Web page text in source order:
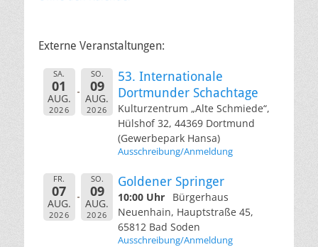
Externe Veranstaltungen:
SA.
01
AUG.
2026
SO.
09
AUG.
2026
53. Internationale
Dortmunder Schachtage
Kulturzentrum „Alte Schmiede“,
Hülshof 32, 44369 Dortmund
(Gewerbepark Hansa)
Ausschreibung/Anmeldung
FR.
07
AUG.
2026
SO.
09
AUG.
2026
Goldener Springer
10:00 Uhr
Bürgerhaus
Neuenhain, Hauptstraße 45,
65812 Bad Soden
Ausschreibung/Anmeldung